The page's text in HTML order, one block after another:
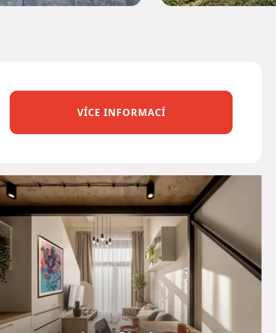
VÍCE INFORMACÍ